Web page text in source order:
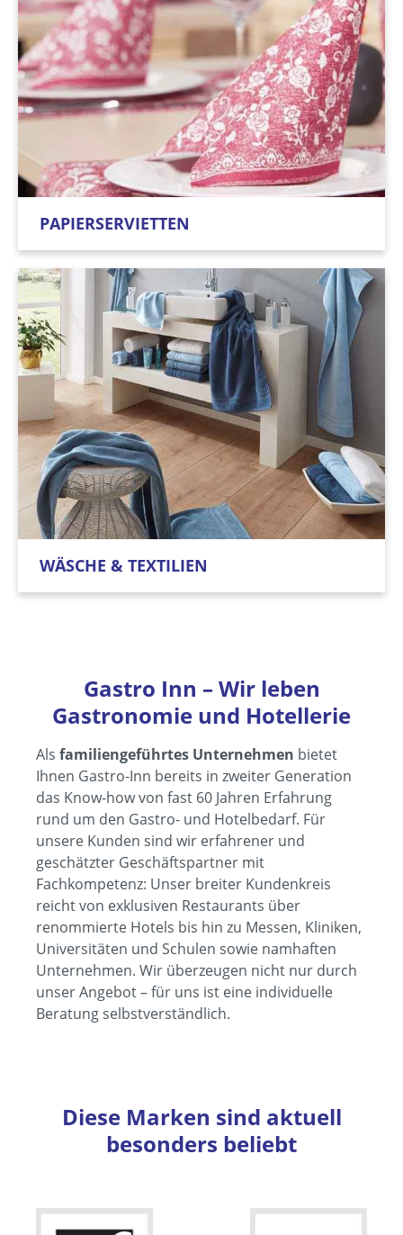
PAPIERSERVIETTEN
WÄSCHE & TEXTILIEN
Gastro Inn – Wir leben
Gastronomie und Hotellerie
Als familiengeführtes Unternehmen bietet
Ihnen Gastro-Inn bereits in zweiter Generation
das Know-how von fast 60 Jahren Erfahrung
rund um den Gastro- und Hotelbedarf. Für
unsere Kunden sind wir erfahrener und
geschätzter Geschäftspartner mit
Fachkompetenz: Unser breiter Kundenkreis
reicht von exklusiven Restaurants über
renommierte Hotels bis hin zu Messen, Kliniken,
Universitäten und Schulen sowie namhaften
Unternehmen. Wir überzeugen nicht nur durch
unser Angebot – für uns ist eine individuelle
Beratung selbstverständlich.
Diese Marken sind aktuell
besonders beliebt